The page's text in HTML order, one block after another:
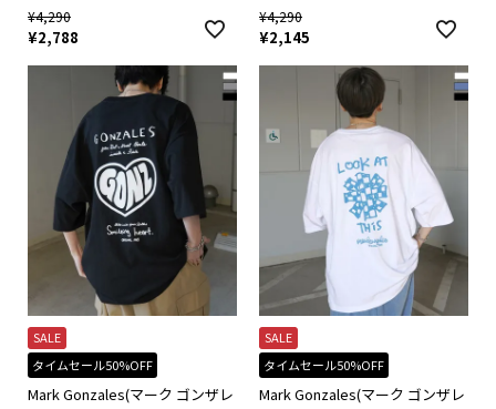
¥4,290
¥2,788
¥4,290
¥2,145
SALE
タイムセール50%OFF
Mark Gonzales(マーク ゴンザレ
SALE
タイムセール50%OFF
Mark Gonzales(マーク ゴンザレ